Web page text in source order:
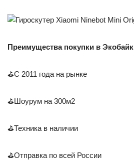
Преимущества покупки в Экобайк
⛳С 2011 года на рынке
⛳Шоурум на 300м2
⛳Техника в наличии
⛳Отправка по всей России